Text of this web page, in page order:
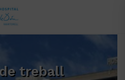
treball